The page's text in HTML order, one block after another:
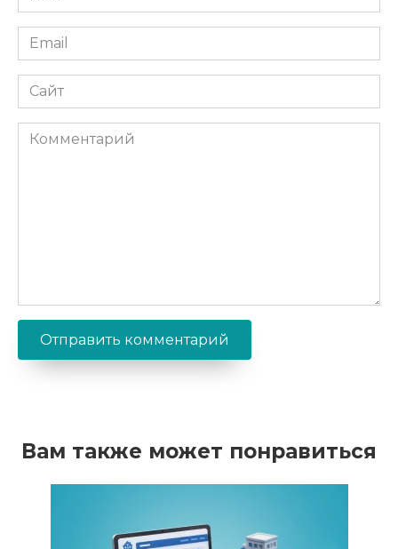
*
Email
*
Сайт
Комментарий
Вам также может понравиться